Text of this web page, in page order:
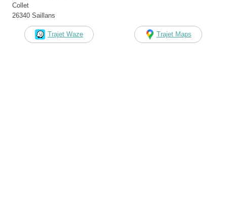
Collet
26340 Saillans
Trajet Waze Trajet Maps